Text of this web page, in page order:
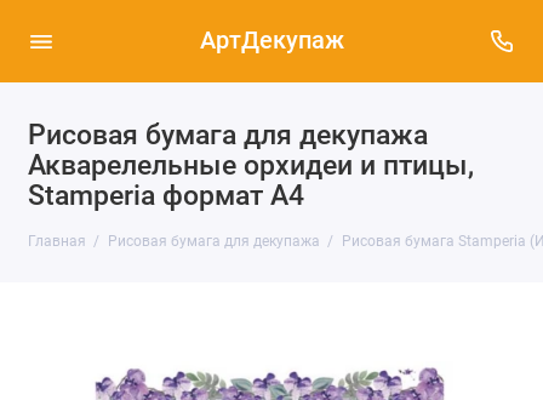
АртДекупаж
Рисовая бумага для декупажа
Акварелельные орхидеи и птицы,
Stamperia формат А4
Главная Рисовая бумага для декупажа Рисовая бумага Stamperia